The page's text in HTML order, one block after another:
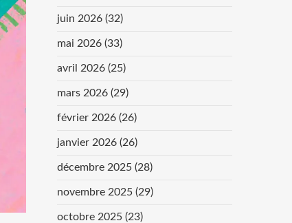
juin 2026 (32)
mai 2026 (33)
avril 2026 (25)
mars 2026 (29)
février 2026 (26)
janvier 2026 (26)
décembre 2025 (28)
novembre 2025 (29)
octobre 2025 (23)